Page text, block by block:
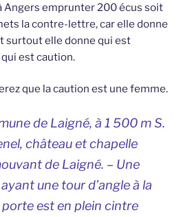
Angers emprunter 200 écus soit
la contre-lettre, car elle donne
surtout elle donne qui est
est caution.
que la caution est une femme.
de Laigné, à 1 500 m S.
, château et chapelle
de Laigné. – Une
une tour d’angle à la
est en plein cintre